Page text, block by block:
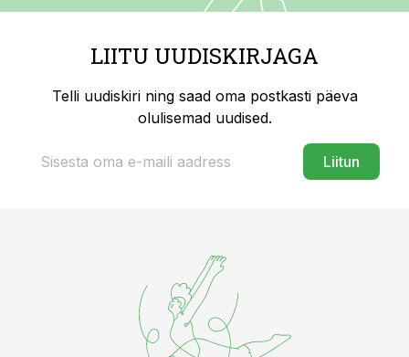
LIITU UUDISKIRJAGA
Telli uudiskiri ning saad oma postkasti päeva
olulisemad uudised.
Liitun